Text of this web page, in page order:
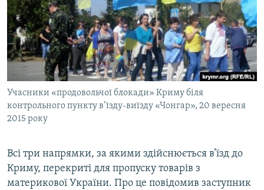
ФОТО
СПЕЦПРОЄКТИ
ПОДКАСТИ
КРИМ РЕАЛІЇ
РУС
УКР
КТАТ
Учасники «продовольчої блокади» Криму біля
контрольного пункту в’їзду-виїзду «Чонгар», 20 вересня
2015 року
Всі три напрямки, за якими здійснюється в’їзд до
Криму, перекриті для пропуску товарів з
материкової України. Про це повідомив заступник